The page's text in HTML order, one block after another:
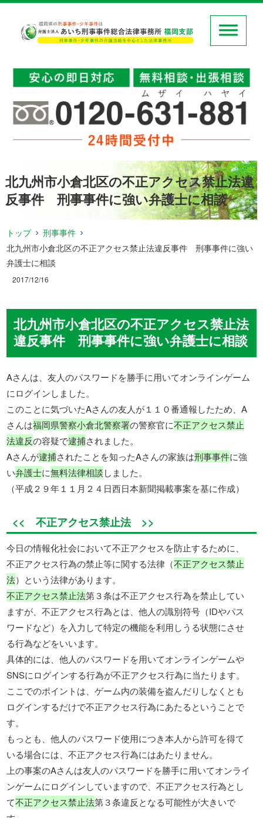
北九州市小倉北区の不正アクセス禁止法違
反事件 刑事事件に強い弁護士に相談
トップ
刑事事件
北九州市小倉北区の不正アクセス禁止法違反事件 刑事事件に強い
弁護士に相談
2017/12/16
北九州市小倉北区の不正アクセス禁止法
違反事件 刑事事件に強い弁護士に相談
Aさんは、友人のパスワードを勝手に用いてオンラインゲーム
にログインしました。
このことに気づいたAさんの友人が１１０番通報したため、A
さんは福岡県警察小倉北警察署の警察官に不正アクセス禁止
法違反の容疑で逮捕されました。
Aさんが逮捕されたことを知ったAさんの家族は刑事事件に強
い弁護士に無料法律相談しました。
（平成２９年１１月２４日西日本新聞掲載事案を基に作成）
<< 不正アクセス禁止法 >>
今日の情報化社会において不正アクセスを防止するために、
不正アクセス行為の禁止等に関する法律（不正アクセス禁止
法）という法律があります。
不正アクセス禁止法第３条は不正アクセス行為を禁止してい
ますが、不正アクセス行為とは、他人の識別符号（IDやパス
ワードなど）を入力して特定の機能を利用しうる状態にさせ
る行為などをいいます。
具体的には、他人のパスワードを用いてオンラインゲームや
SNSにログインする行為が不正アクセス行為に当たります。
ここでのポイントは、ゲーム内の装備を盗んだりしなくとも
ログインするだけで不正アクセス行為にあたるということで
す。
もっとも、他人のパスワード使用につき本人から許可を得て
いる場合には、不正アクセス行為にはあたりません。
上の事案のAさんは友人のパスワードを勝手に用いてオンライ
ンゲームにログインしていますので、不正アクセス行為とし
て不正アクセス禁止法第３条違反となる可能性が大きいで